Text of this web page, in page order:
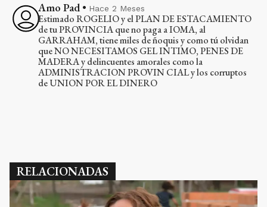
Amo Pad• Hace 2 Meses
Estimado ROGELIO y el PLAN DE ESTACAMIENTO
de tu PROVINCIA que no paga a IOMA, al
GARRAHAM, tiene miles de ñoquis y como tú olvidan
que NO NECESITAMOS GEL INTIMO, PENES DE
MADERA y delincuentes amorales como la
ADMINISTRACION PROVIN CIAL y los corruptos
de UNION POR EL DINERO
RELACIONADAS